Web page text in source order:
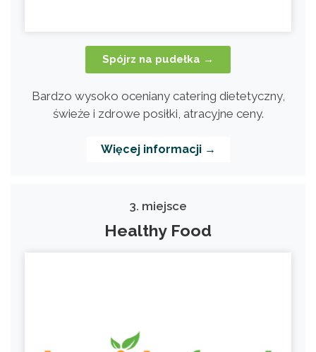
Spójrz na pudełka →
Bardzo wysoko oceniany catering dietetyczny,
świeże i zdrowe posiłki, atracyjne ceny.
Więcej informacji →
3. miejsce
Healthy Food